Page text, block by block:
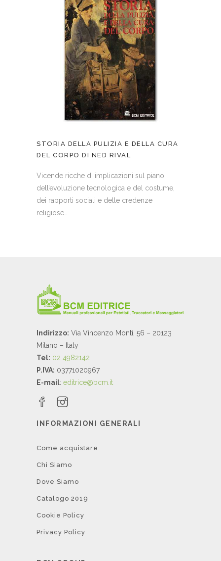
STORIA DELLA PULIZIA E DELLA CURA
DEL CORPO DI NED RIVAL
Vicende ricche di implicazioni sul piano
dell’evoluzione tecnologica e del costume,
dei rapporti sociali e delle credenze
religiose…
Indirizzo: Via Vincenzo Monti, 56 – 20123
Milano – Italy
Tel: 02 4982142
P.IVA: 03771020967
E-mail: editrice@bcm.it
INFORMAZIONI GENERALI
Come acquistare
Chi Siamo
Dove Siamo
Catalogo 2019
Cookie Policy
Privacy Policy